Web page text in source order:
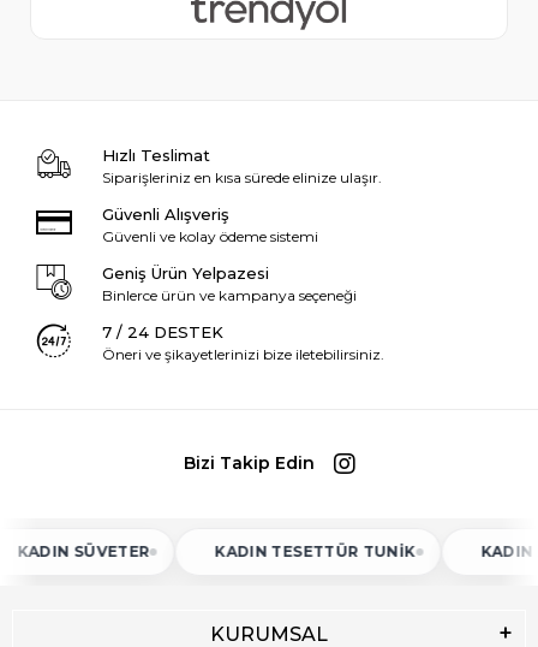
Hızlı Teslimat
Siparişleriniz en kısa sürede elinize ulaşır.
Güvenli Alışveriş
Güvenli ve kolay ödeme sistemi
Geniş Ürün Yelpazesi
Binlerce ürün ve kampanya seçeneği
7 / 24 DESTEK
Öneri ve şikayetlerinizi bize iletebilirsiniz.
Bizi Takip Edin
SÜVETER KADIN TESETTÜR TUNIK KADIN ATLET
KURUMSAL